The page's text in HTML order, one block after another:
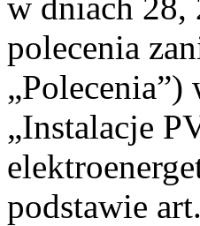
polecenia
„Instalacje
podstawie